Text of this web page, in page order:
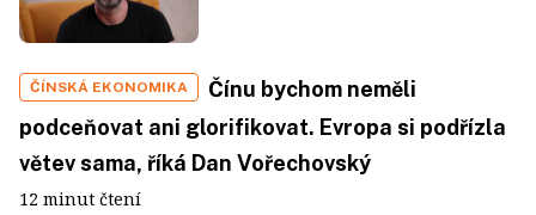
ČÍNSKÁ EKONOMIKA
Čínu bychom neměli
podceňovat ani glorifikovat. Evropa si podřízla
větev sama, říká Dan Vořechovský
12 minut čtení